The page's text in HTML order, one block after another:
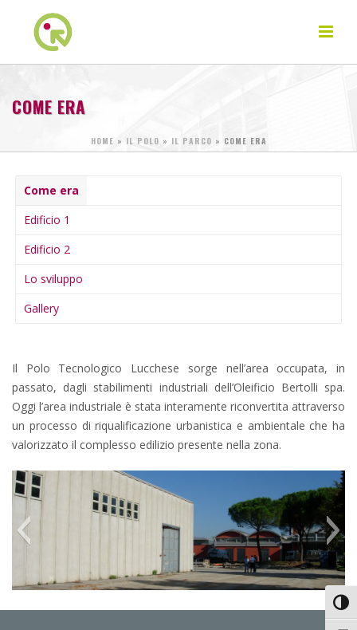
COME ERA
HOME » IL POLO » IL PARCO » COME ERA
Come era
Edificio 1
Edificio 2
Lo sviluppo
Gallery
Il Polo Tecnologico Lucchese sorge nell’area occupata, in
passato, dagli stabilimenti industriali dell’Oleificio Bertolli spa.
Oggi l’area industriale è stata interamente riconvertita attraverso
un processo di riqualificazione urbanistica e ambientale che ha
valorizzato il complesso edilizio presente nella zona.